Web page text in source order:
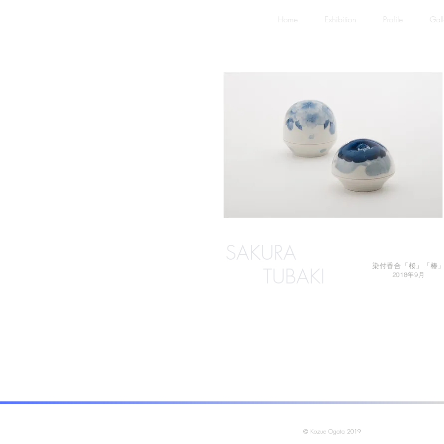
SAKURA​
TUBAKI​
染付香合「桜」「椿
2018年9月
Home Exhibition Profile
© Kozue Ogata 2019